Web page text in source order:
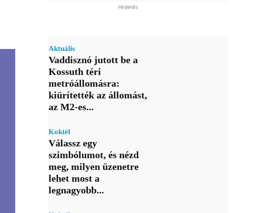
Hirdetés
Aktuális
Vaddisznó jutott be a
Kossuth téri
metróállomásra:
kiürítették az állomást,
az M2-es...
Koktél
Válassz egy
szimbólumot, és nézd
meg, milyen üzenetre
lehet most a
legnagyobb...